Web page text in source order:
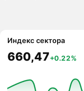
Индекс сектора
660,47+0.22%